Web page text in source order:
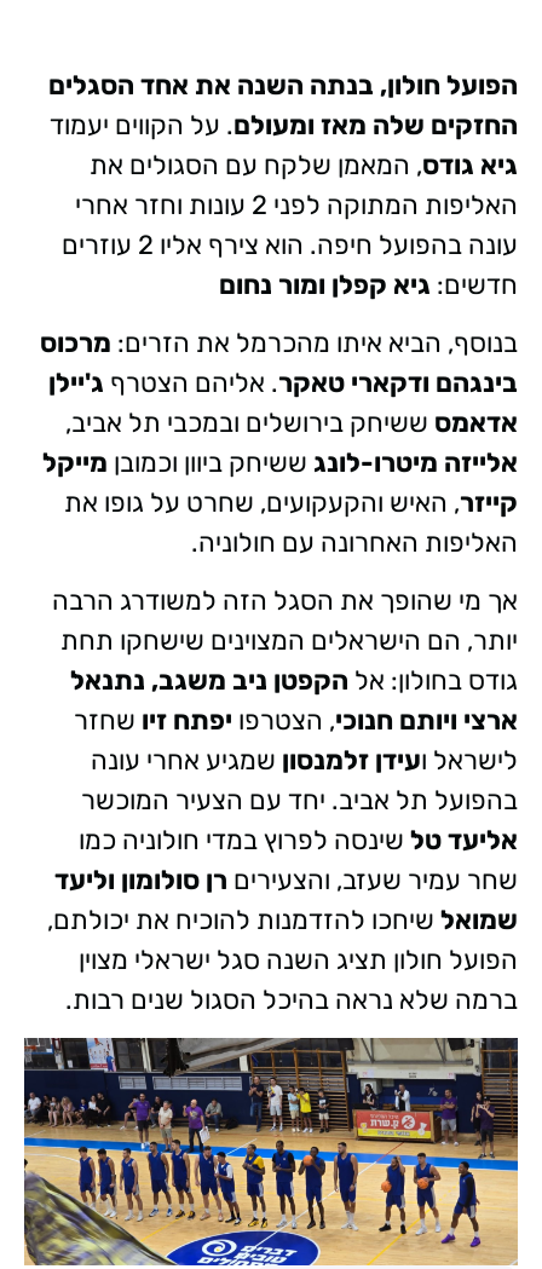
הפועל חולון, בנתה השנה את אחד הסגלים
החזקים שלה מאז ומעולם. על הקווים יעמוד
גיא גודס, המאמן שלקח עם הסגולים את
האליפות המתוקה לפני 2 עונות וחזר אחרי
עונה בהפועל חיפה. הוא צירף אליו 2 עוזרים
חדשים: גיא קפלן ומור נחום
בנוסף, הביא איתו מהכרמל את הזרים: מרכוס
בינגהם ודקארי טאקר. אליהם הצטרף ג'יילן
אדאמס ששיחק בירושלים ובמכבי תל אביב,
אלייזה מיטרו-לונג ששיחק ביוון וכמובן מייקל
קייזר, האיש והקעקועים, שחרט על גופו את
האליפות האחרונה עם חולוניה.
אך מי שהופך את הסגל הזה למשודרג הרבה
יותר, הם הישראלים המצוינים שישחקו תחת
גודס בחולון: אל הקפטן ניב משגב, נתנאל
ארצי ויותם חנוכי, הצטרפו יפתח זיו שחזר
לישראל ועידן זלמנסון שמגיע אחרי עונה
בהפועל תל אביב. יחד עם הצעיר המוכשר
אליעד טל שינסה לפרוץ במדי חולוניה כמו
שחר עמיר שעזב, והצעירים רן סולומון וליעד
שמואל שיחכו להזדמנות להוכיח את יכולתם,
הפועל חולון תציג השנה סגל ישראלי מצוין
ברמה שלא נראה בהיכל הסגול שנים רבות.